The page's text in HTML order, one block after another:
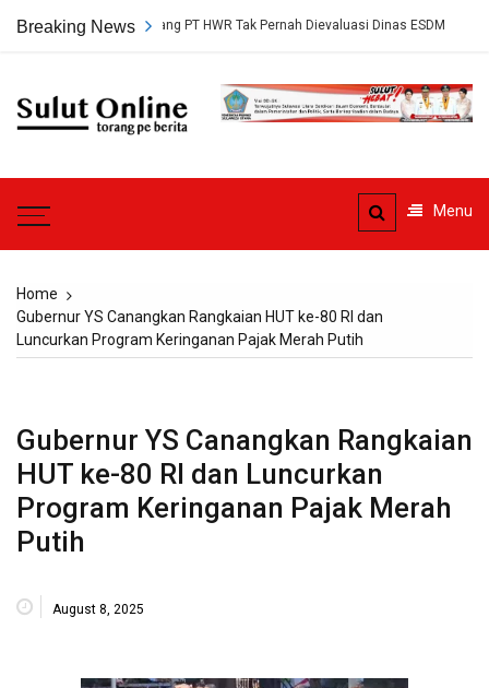
Breaking News
Tambang PT HWR Tak Pernah Dievaluasi Dinas ESDM
Sulut
Menu
Home
Gubernur YS Canangkan Rangkaian HUT ke-80 RI dan
Luncurkan Program Keringanan Pajak Merah Putih
Gubernur YS Canangkan Rangkaian
HUT ke-80 RI dan Luncurkan
Program Keringanan Pajak Merah
Putih
August 8, 2025